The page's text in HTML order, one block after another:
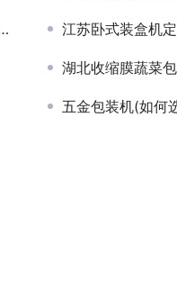
江苏卧式装盒机
湖北收缩膜蔬菜
五金包装机(如何